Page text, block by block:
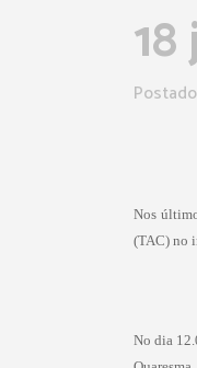
Nos
(TAC) no
No dia